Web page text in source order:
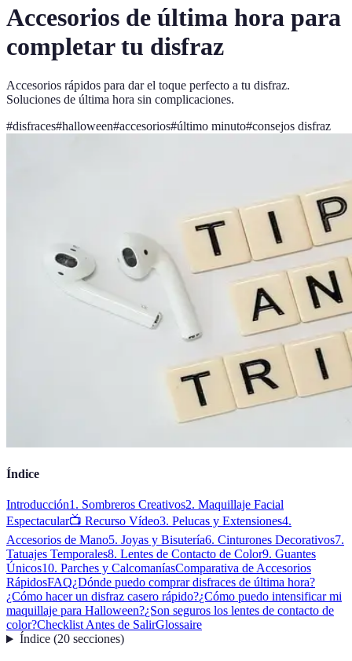
Accesorios de última hora para
completar tu disfraz
Accesorios rápidos para dar el toque perfecto a tu disfraz.
Soluciones de última hora sin complicaciones.
#disfraces#halloween#accesorios#último minuto#consejos disfraz
Índice
Introducción1. Sombreros Creativos2. Maquillaje Facial
Espectacular📺 Recurso Vídeo3. Pelucas y Extensiones4.
Accesorios de Mano5. Joyas y Bisutería6. Cinturones Decorativos7.
Tatuajes Temporales8. Lentes de Contacto de Color9. Guantes
Únicos10. Parches y CalcomaníasComparativa de Accesorios
RápidosFAQ¿Dónde puedo comprar disfraces de última hora?
¿Cómo hacer un disfraz casero rápido?¿Cómo puedo intensificar mi
maquillaje para Halloween?¿Son seguros los lentes de contacto de
color?Checklist Antes de SalirGlossaire
Índice(20 secciones)